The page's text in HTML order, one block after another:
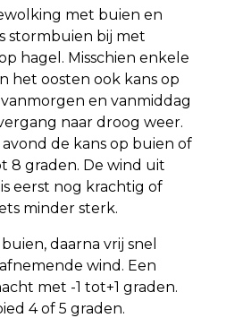
met buien en
stormbuien bij met
hagel. Misschien enkele
het oosten ook kans op
en vanmiddag
naar droog weer.
de kans op buien of
8 graden. De wind uit
eerst nog krachtig of
minder sterk.
daarna vrij snel
wind. Een
met -1 tot+1 graden.
4 of 5 graden.